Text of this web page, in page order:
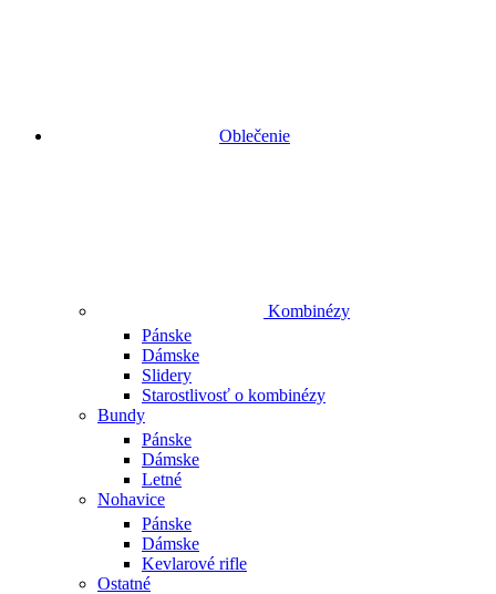
Oblečenie
Kombinézy
Pánske
Dámske
Slidery
Starostlivosť o kombinézy
Bundy
Pánske
Dámske
Letné
Nohavice
Pánske
Dámske
Kevlarové rifle
Ostatné